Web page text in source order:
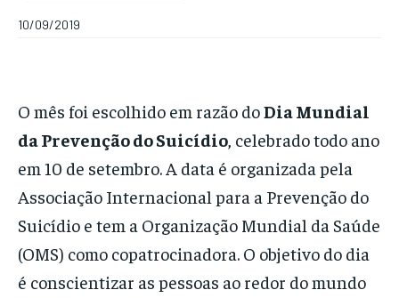
10/09/2019
O mês foi escolhido em razão doDia Mundial
da Prevenção do Suicídio , celebrado todo ano
em 10 de setembro. A data é organizada pela
Associação Internacional para a Prevenção do
Suicídio e tem a Organização Mundial da Saúde
(OMS) como copatrocinadora. O objetivo do dia
é conscientizar as pessoas ao redor do mundo